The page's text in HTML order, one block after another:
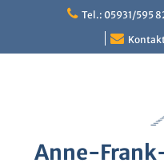
Tel.: 05931/595
Anne-